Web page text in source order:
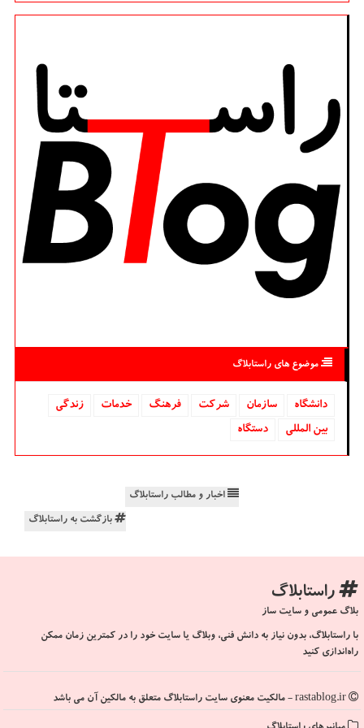
موضوع های راستابلاگ
دانشگاه‌ سازمان شركت فرهنگ خدمات
زندگی
بین المللی
دستگاه
اخبار و مطالب راستابلاگ
بازگشت به راستابلاگ
راستابلاگ
بلاگ عمومی و سایت ساز
با راستابلاگ، بدون نیاز به دانش فنی، وبلاگ یا سایت خود را در کمترین زمان ممکن
راه‌اندازی کنید